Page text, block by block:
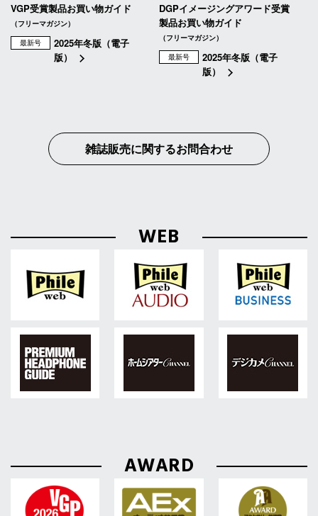
VGP受賞製品お買い物ガイド
（フリーマガジン）
最新号
2025年冬版（電子
版）
DGPイメージングアワード受賞
製品お買い物ガイド
（フリーマガジン）
最新号
2025年冬版（電子
版）
雑誌販売に関するお問合わせ
WEB
AWARD